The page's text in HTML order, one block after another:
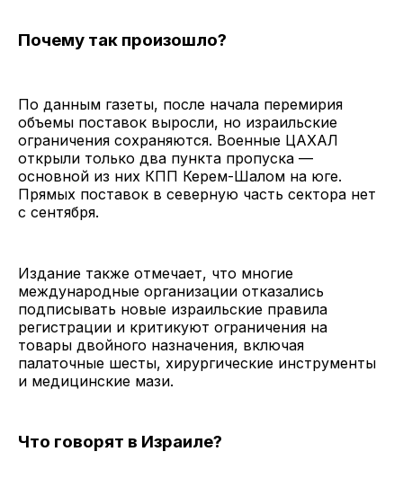
Почему так произошло?
По данным газеты, после начала перемирия
объемы поставок выросли, но израильские
ограничения сохраняются. Военные ЦАХАЛ
открыли только два пункта пропуска —
основной из них КПП Керем-Шалом на юге.
Прямых поставок в северную часть сектора нет
с сентября.
Издание также отмечает, что многие
международные организации отказались
подписывать новые израильские правила
регистрации и критикуют ограничения на
товары двойного назначения, включая
палаточные шесты, хирургические инструменты
и медицинские мази.
Что говорят в Израиле?